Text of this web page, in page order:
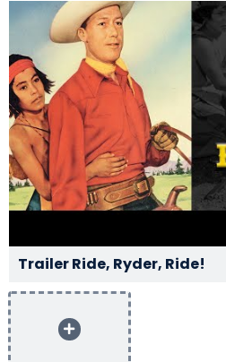
Trailer Ride, Ryder, Ride!